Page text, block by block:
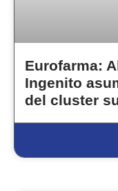
Eurofarma:
Ingenito
del cluster